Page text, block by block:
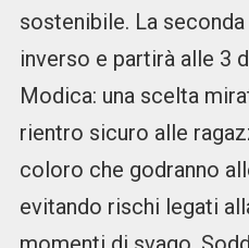
sostenibile. La
inverso e partirà alle 3
Modica: una scelta
rientro sicuro alle
coloro che godranno
evitando rischi legati